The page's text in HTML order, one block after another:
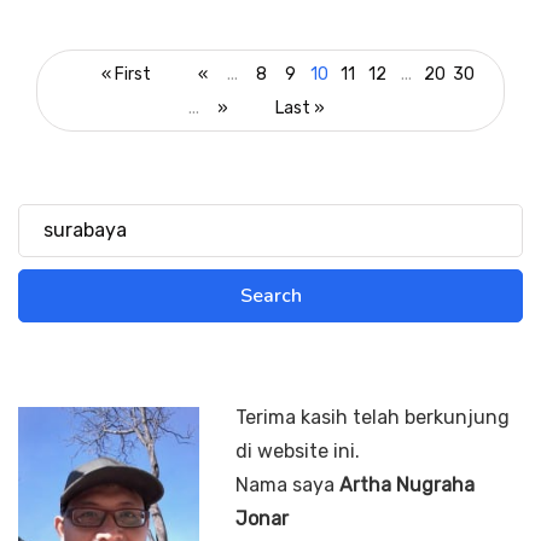
« First « ... 8 9 10 11 12 ... 20 30
...
» Last »
Terima kasih telah berkunjung
di website ini.
Nama saya Artha Nugraha
Jonar